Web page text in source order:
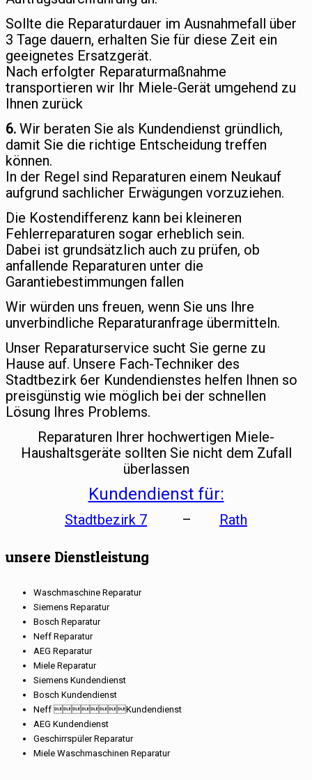
Sollte die Reparaturdauer im Ausnahmefall über
3 Tage dauern, erhalten Sie für diese Zeit ein
geeignetes Ersatzgerät.
Nach erfolgter Reparaturmaßnahme
transportieren wir Ihr Miele-Gerät umgehend zu
Ihnen zurück
6. Wir beraten Sie als Kundendienst gründlich,
damit Sie die richtige Entscheidung treffen
können.
In der Regel sind Reparaturen einem Neukauf
aufgrund sachlicher Erwägungen vorzuziehen.
Die Kostendifferenz kann bei kleineren
Fehlerreparaturen sogar erheblich sein.
Dabei ist grundsätzlich auch zu prüfen, ob
anfallende Reparaturen unter die
Garantiebestimmungen fallen
Wir würden uns freuen, wenn Sie uns Ihre
unverbindliche Reparaturanfrage übermitteln.
Unser Reparaturservice sucht Sie gerne zu
Hause auf. Unsere Fach-Techniker des
Stadtbezirk 6er Kundendienstes helfen Ihnen so
preisgünstig wie möglich bei der schnellen
Lösung Ihres Problems.
Reparaturen Ihrer hochwertigen Miele-
Haushaltsgeräte sollten Sie nicht dem Zufall
überlassen
Kundendienst für:
Stadtbezirk 7 – Rath
unsere Dienstleistung
Waschmaschine Reparatur
Siemens Reparatur
Bosch Reparatur
Neff Reparatur
AEG Reparatur
Miele Reparatur
Siemens Kundendienst
Bosch Kundendienst
Neff Kundendienst
AEG Kundendienst
Geschirrspüler Reparatur
Miele Waschmaschinen Reparatur